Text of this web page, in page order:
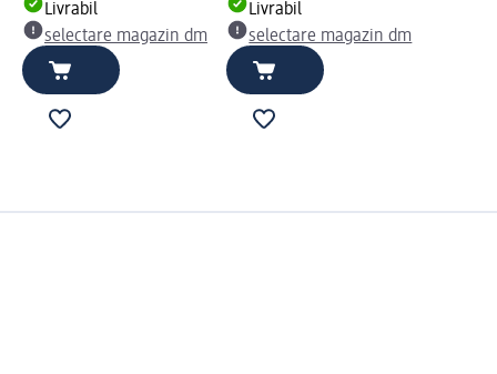
Livrabil
selectare magazin dm
Livrabil
selectare magazin dm